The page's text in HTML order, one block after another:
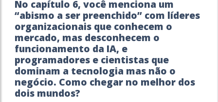
No capítulo 6, você menciona um
“abismo a ser preenchido” com líderes
organizacionais que conhecem o
mercado, mas desconhecem o
funcionamento da IA, e
programadores e cientistas que
dominam a tecnologia mas não o
negócio. Como chegar no melhor dos
dois mundos?